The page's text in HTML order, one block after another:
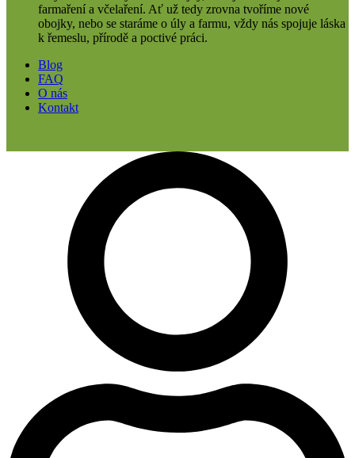
farmaření a včelaření. Ať už tedy zrovna tvoříme nové
obojky, nebo se staráme o úly a farmu, vždy nás spojuje láska
k řemeslu, přírodě a poctivé práci.
Blog
FAQ
O nás
Kontakt